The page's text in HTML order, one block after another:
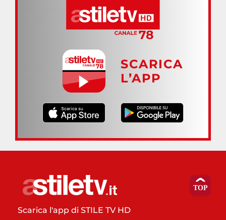
SCARICA
L’APP
Scarica l'app di STILE TV HD